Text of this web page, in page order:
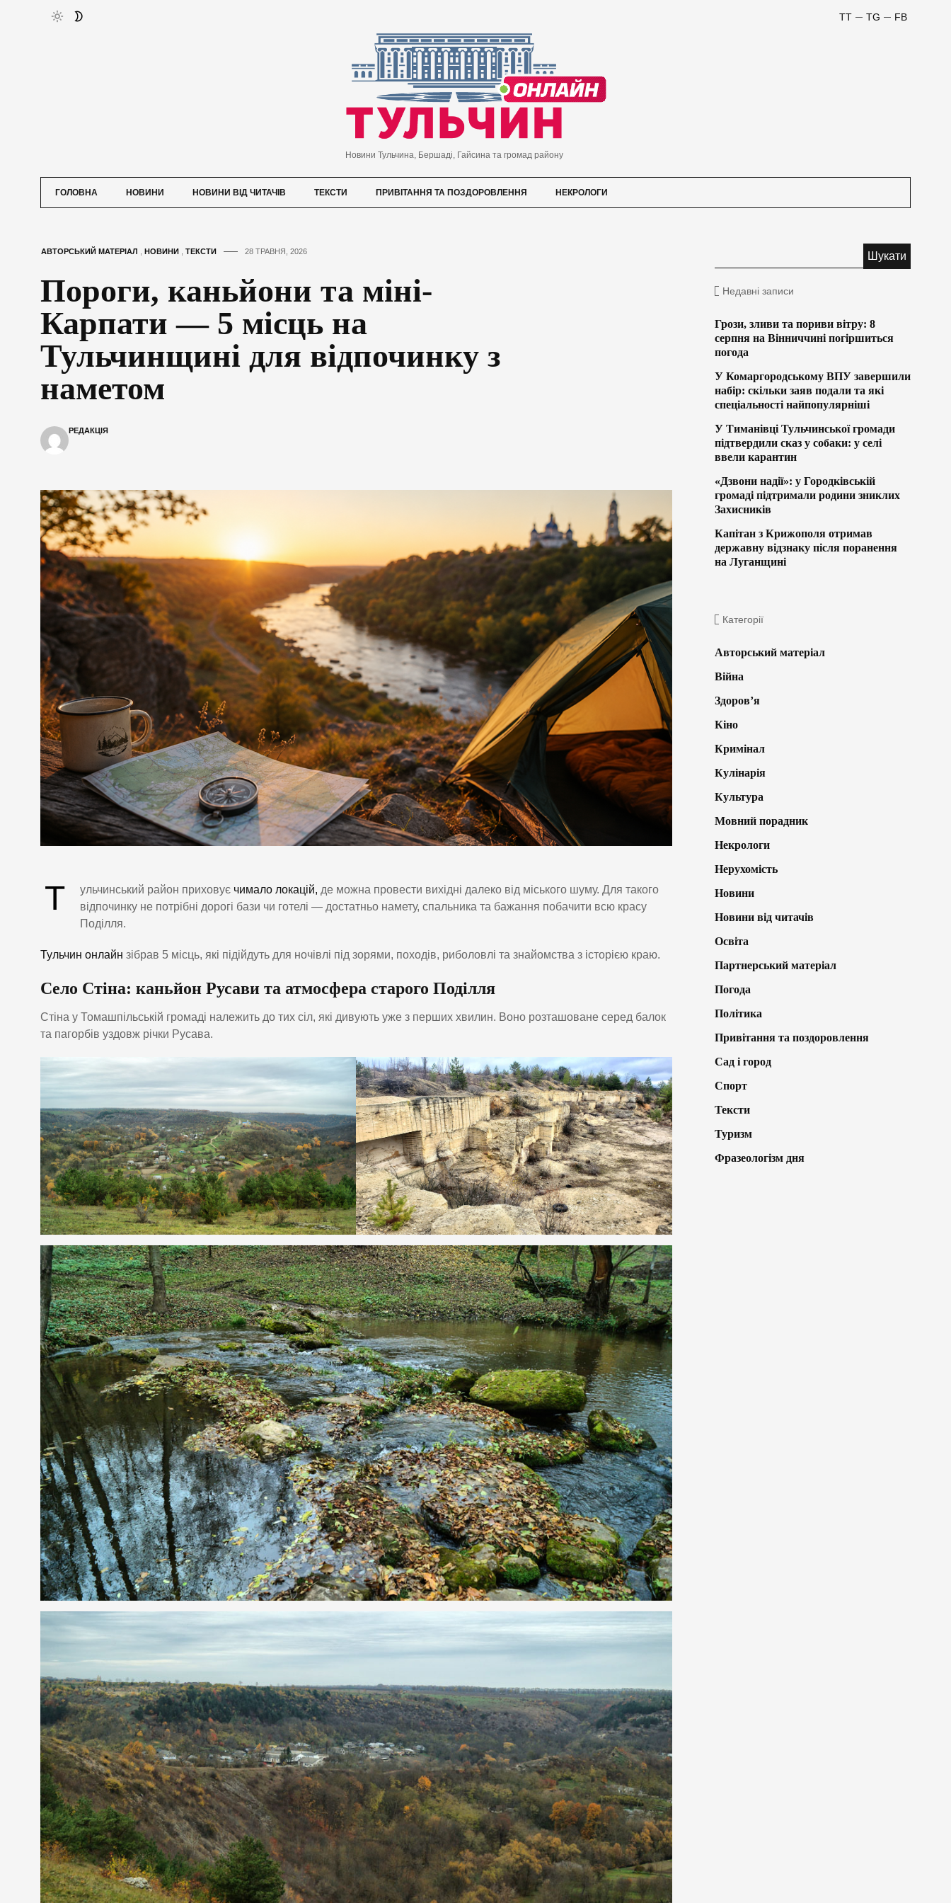
FB
TG
TT
Новини Тульчина, Бершаді, Гайсина та громад району
ГОЛОВНА НОВИНИ НОВИНИ ВІД ЧИТАЧІВ ТЕКСТИ ПРИВІТАННЯ ТА ПОЗДОРОВЛЕННЯ НЕКРОЛОГИ
АВТОРСЬКИЙ МАТЕРІАЛ НОВИНИ ТЕКСТИ 28 ТРАВНЯ, 2026
Пороги, каньйони та міні-
Карпати — 5 місць на
Тульчинщині для відпочинку з
наметом
РЕДАКЦІЯ
Т ульчинський район приховує чимало локацій, де можна провести вихідні далеко від міського шуму. Для такого
відпочинку не потрібні дорогі бази чи готелі — достатньо намету, спальника та бажання побачити всю красу
Поділля.
Тульчин онлайн зібрав 5 місць, які підійдуть для ночівлі під зорями, походів, риболовлі та знайомства з історією краю.
Село Стіна: каньйон Русави та атмосфера старого Поділля
Стіна у Томашпільській громаді належить до тих сіл, які дивують уже з перших хвилин. Воно розташоване серед балок
та пагорбів уздовж річки Русава.
Недавні записи
Грози, зливи та пориви вітру: 8
серпня на Вінниччині погіршиться
погода
У Комаргородському ВПУ завершили
набір: скільки заяв подали та які
спеціальності найпопулярніші
У Тиманівці Тульчинської громади
підтвердили сказ у собаки: у селі
ввели карантин
«Дзвони надії»: у Городківській
громаді підтримали родини зниклих
Захисників
Капітан з Крижополя отримав
державну відзнаку після поранення
на Луганщині
Категорії
Авторський матеріал
Війна
Здоров’я
Кіно
Кримінал
Кулінарія
Культура
Мовний порадник
Некрологи
Нерухомість
Новини
Новини від читачів
Освіта
Партнерський матеріал
Погода
Політика
Привітання та поздоровлення
Сад і город
Спорт
Тексти
Туризм
Фразеологізм дня